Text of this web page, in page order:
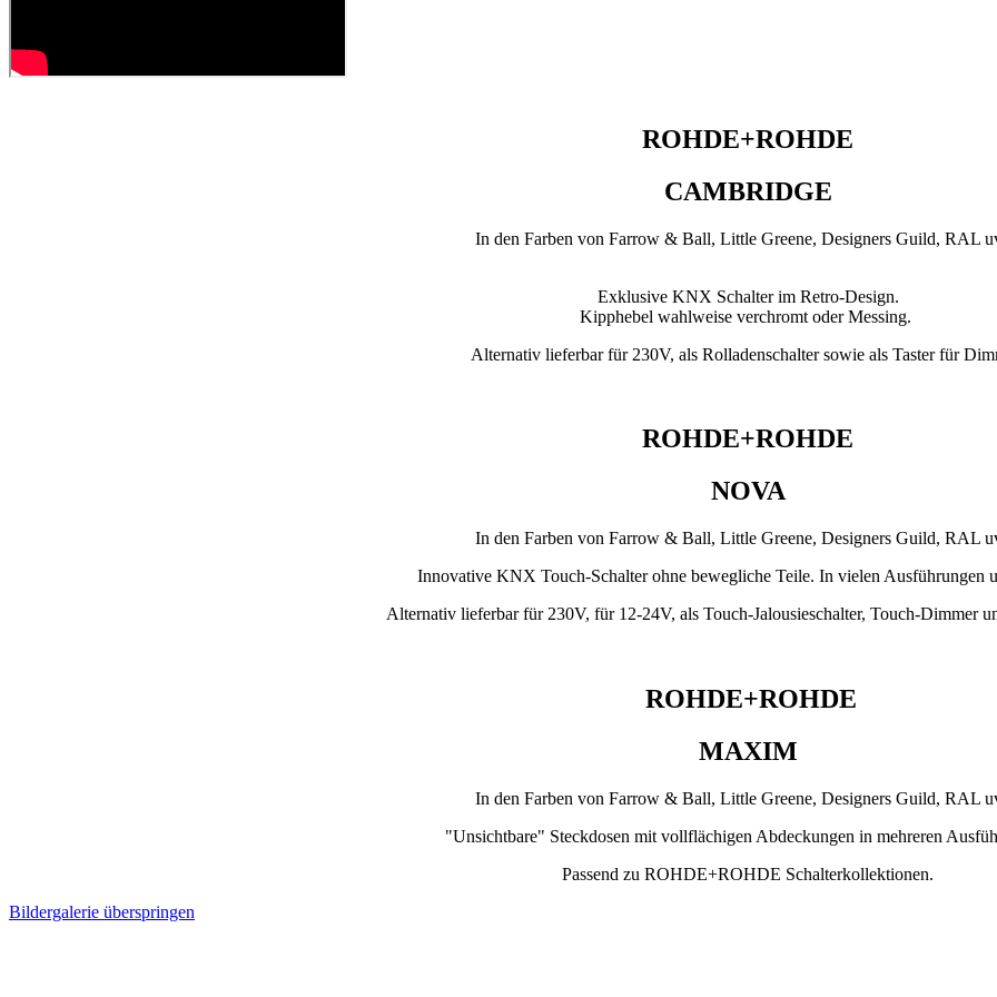
ROHDE+ROHDE
CAMBRIDGE
In den Farben von Farrow & Ball, Little Greene, Designers Guild, RAL
Exklusive KNX Schalter im Retro-Design.
Kipphebel wahlweise verchromt oder Messing.
Alternativ lieferbar für 230V, als Rolladenschalter sowie als Taster für
ROHDE+ROHDE
NOVA
In den Farben von Farrow & Ball, Little Greene, Designers Guild, RAL
Innovative KNX Touch-Schalter ohne bewegliche Teile. In vielen Ausführungen
Alternativ lieferbar für 230V, für 12-24V, als Touch-Jalousieschalter, Touch-Dimmer
ROHDE+ROHDE
MAXIM
In den Farben von Farrow & Ball, Little Greene, Designers Guild, RAL
"Unsichtbare" Steckdosen mit vollflächigen Abdeckungen in mehreren
Passend zu ROHDE+ROHDE Schalterkollektionen.
Bildergalerie überspringen